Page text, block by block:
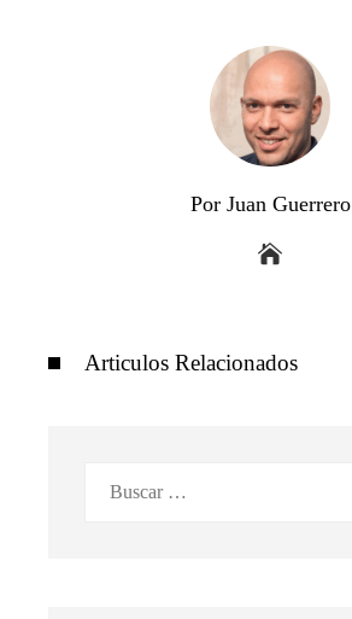
Por Juan Guerrero
Articulos Relacionados